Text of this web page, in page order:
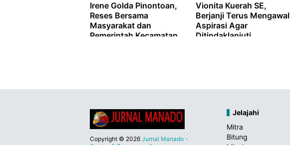
Irene Golda Pinontoan,
Reses Bersama
Masyarakat dan
Pemerintah Kecamatan
Vionita Kuerah SE,
Berjanji Terus Mengawal
Aspirasi Agar
Ditindaklanjuti
Copyright © 2026 Jurnal Manado -
Santun & Terpercaya™
Jelajahi
Mitra
Bitung
Minahasa